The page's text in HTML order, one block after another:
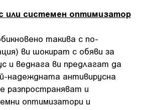
или системен оптимизатор
такива с по-
ви шокират с обяви за
и веднага ви предлагат да
надеждната антивирусна
разпространяват и
оптимизатори и